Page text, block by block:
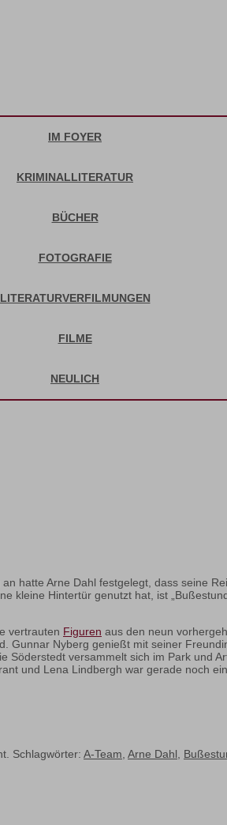
IM FOYER
KRIMINALLITERATUR
BÜCHER
FOTOGRAFIE
LITERATURVERFILMUNGEN
FILME
NEULICH
hatte Arne Dahl festgelegt, dass seine
kleine Hintertür genutzt hat, ist
vertrauten Figuren aus den neun
Nyberg genießt mit seiner
versammelt sich im Park und
und Lena Lindbergh war gerade noch
Schlagwörter: A-Team, Arne Dahl,